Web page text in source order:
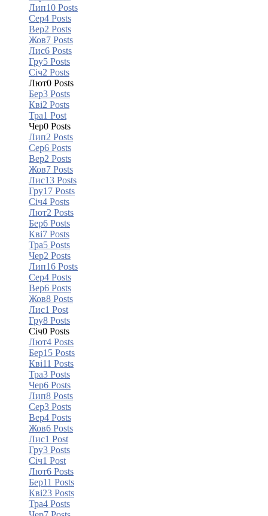
Лип10 Posts
Сер4 Posts
Вер2 Posts
Жов7 Posts
Лис6 Posts
Гру5 Posts
Січ2 Posts
Лют0 Posts
Бер3 Posts
Кві2 Posts
Тра1 Post
Чер0 Posts
Лип2 Posts
Сер6 Posts
Вер2 Posts
Жов7 Posts
Лис13 Posts
Гру17 Posts
Січ4 Posts
Лют2 Posts
Бер6 Posts
Кві7 Posts
Тра5 Posts
Чер2 Posts
Лип16 Posts
Сер4 Posts
Вер6 Posts
Жов8 Posts
Лис1 Post
Гру8 Posts
Січ0 Posts
Лют4 Posts
Бер15 Posts
Кві11 Posts
Тра3 Posts
Чер6 Posts
Лип8 Posts
Сер3 Posts
Вер4 Posts
Жов6 Posts
Лис1 Post
Гру3 Posts
Січ1 Post
Лют6 Posts
Бер11 Posts
Кві23 Posts
Тра4 Posts